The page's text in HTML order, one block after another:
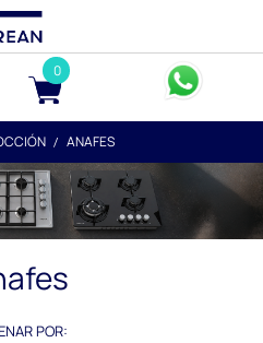
0
ANAFES
POR: